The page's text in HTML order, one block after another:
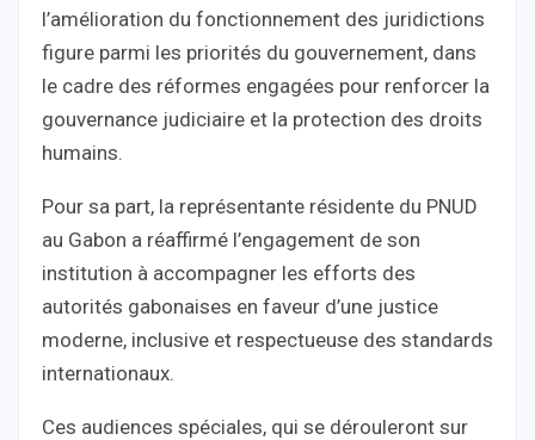
l’amélioration du fonctionnement des juridictions
figure parmi les priorités du gouvernement, dans
le cadre des réformes engagées pour renforcer la
gouvernance judiciaire et la protection des droits
humains.
Pour sa part, la représentante résidente du PNUD
au Gabon a réaffirmé l’engagement de son
institution à accompagner les efforts des
autorités gabonaises en faveur d’une justice
moderne, inclusive et respectueuse des standards
internationaux.
Ces audiences spéciales, qui se dérouleront sur